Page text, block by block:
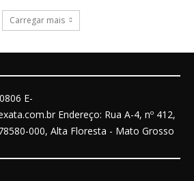
Carregar mais
E-
Endereço: Rua A-4, nº 412,
000, Alta Floresta - Mato Grosso